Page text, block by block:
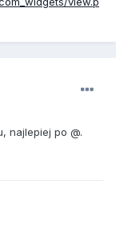
najlepiej po @.